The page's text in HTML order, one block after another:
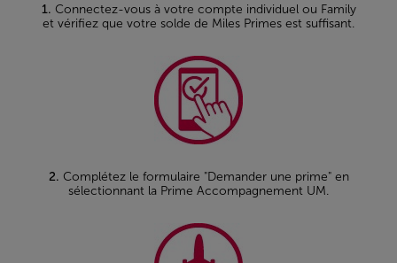
1. Connectez-vous à votre compte individuel ou Family
et vérifiez que votre solde de Miles Primes est suffisant.
2. Complétez le formulaire "Demander une prime" en
sélectionnant la Prime Accompagnement UM.